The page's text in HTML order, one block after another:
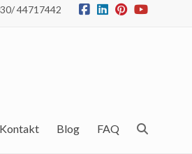
44717442
Kontakt Blog FAQ